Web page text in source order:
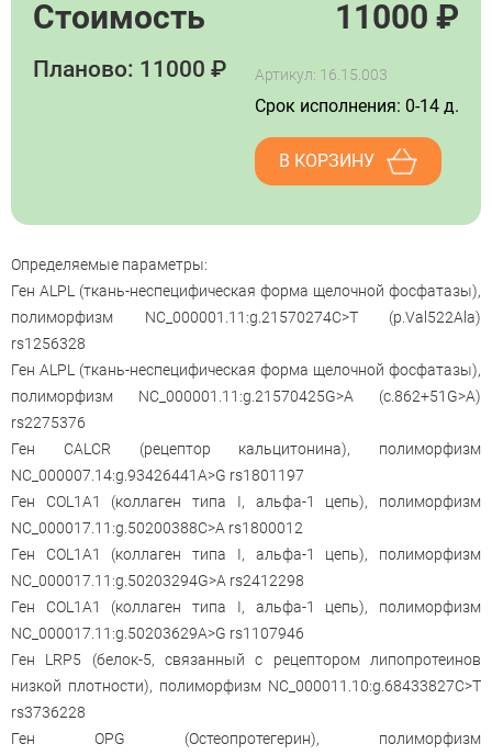
Стоимость 11000 ₽
Планово: 11000 ₽ Артикул: 16.15.003
Срок исполнения: 0-14 д.
В КОРЗИНУ
Определяемые параметры:
Ген ALPL (ткань-неспецифическая форма щелочной фосфатазы),
полиморфизм NC_000001.11:g.21570274C>T (p.Val522Ala)
rs1256328
Ген ALPL (ткань-неспецифическая форма щелочной фосфатазы),
полиморфизм NC_000001.11:g.21570425G>A (c.862+51G>A)
rs2275376
Ген CALCR (рецептор кальцитонина), полиморфизм
NC_000007.14:g.93426441A>G rs1801197
Ген COL1A1 (коллаген типа I, альфа-1 цепь), полиморфизм
NC_000017.11:g.50200388C>A rs1800012
Ген COL1A1 (коллаген типа I, альфа-1 цепь), полиморфизм
NC_000017.11:g.50203294G>A rs2412298
Ген COL1A1 (коллаген типа I, альфа-1 цепь), полиморфизм
NC_000017.11:g.50203629A>G rs1107946
Ген LRP5 (белок-5, связанный с рецептором липопротеинов
низкой плотности), полиморфизм NC_000011.10:g.68433827C>T
rs3736228
Ген OPG (Остеопротегерин), полиморфизм